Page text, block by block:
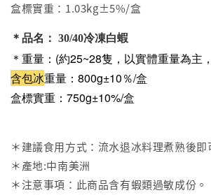
盒標實重：1.03kg±5%/盒
＊品名： 30/40冷凍白蝦
＊重量：(約25~28隻，以實體重量為主
含包冰重量：800g±10％/盒
盒標實重：750g±10%/盒
＊建議食用方式：流水退冰料理煮熟後即
＊產地:中南美洲
＊注意事項：此商品含有蝦類過敏成份。